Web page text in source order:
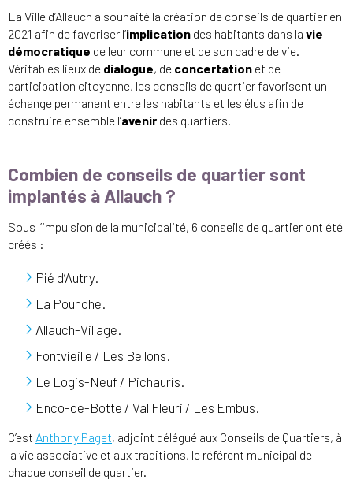
La Ville d’Allauch a souhaité la création de conseils de quartier en
2021 afin de favoriser l’implication des habitants dans la vie
démocratique de leur commune et de son cadre de vie.
Véritables lieux de dialogue, de concertation et de
participation citoyenne, les conseils de quartier favorisent un
échange permanent entre les habitants et les élus afin de
construire ensemble l’avenir des quartiers.
Combien de conseils de quartier sont
implantés à Allauch ?
Sous l’impulsion de la municipalité, 6 conseils de quartier ont été
créés :
Pié d’Autry.
La Pounche.
Allauch-Village.
Fontvieille / Les Bellons.
Le Logis-Neuf / Pichauris.
Enco-de-Botte / Val Fleuri / Les Embus.
C’est Anthony Paget, adjoint délégué aux Conseils de Quartiers, à
la vie associative et aux traditions, le référent municipal de
chaque conseil de quartier.